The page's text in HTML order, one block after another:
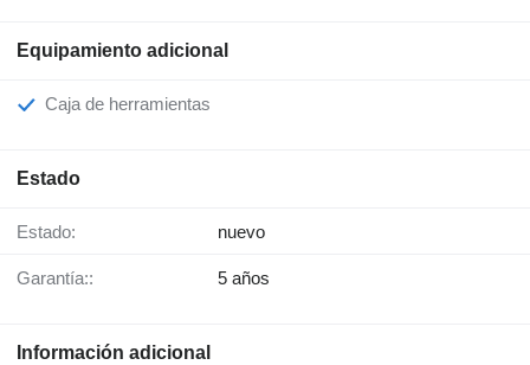
Equipamiento adicional
Caja de herramientas
Estado
Estado: nuevo
Garantía:: 5 años
Información adicional